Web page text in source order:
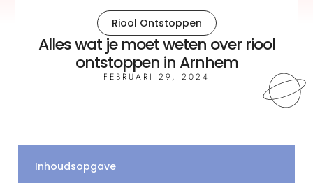
Riool Ontstoppen
Alles wat je moet weten over riool
ontstoppen in Arnhem
FEBRUARI 29, 2024
Inhoudsopgave